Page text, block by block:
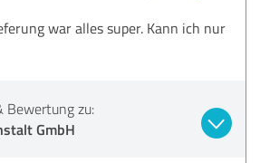
war alles super. Kann ich nur
Bewertung zu:
GmbH